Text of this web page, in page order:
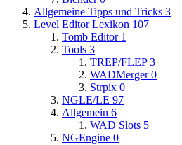
Allgemeine Tipps und Tricks 3
Level Editor Lexikon 107
Tomb Editor 1
Tools 3
TREP/FLEP 3
WADMerger 0
Strpix 0
NGLE/LE 97
Allgemein 6
WAD Slots 5
NGEngine 0